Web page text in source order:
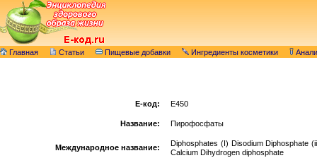
Главная Статьи Пищевые добавки Ингредиенты косметики
E-код: E450
Название: Пирофосфаты
Международное название:
Diphosphates (I) Disodium Diphosphate
Calcium Dihydrogen diphosphate